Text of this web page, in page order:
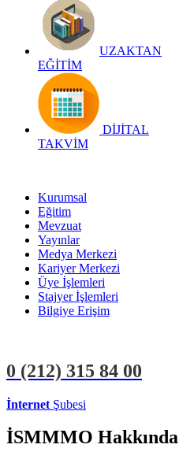
UZAKTAN
EĞİTİM
DİJİTAL
TAKVİM
Kurumsal
Eğitim
Mevzuat
Yayınlar
Medya Merkezi
Kariyer Merkezi
Üye İşlemleri
Stajyer İşlemleri
Bilgiye Erişim
0 (212) 315 84 00
İnternet Şubesi
İSMMMO Hakkında